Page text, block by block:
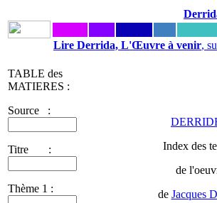
Lire Derrida, L'Œuvre à venir,
TABLE des
MATIERES :
Source :
Titre :
Thème 1 :
Index des
de
de Jacques